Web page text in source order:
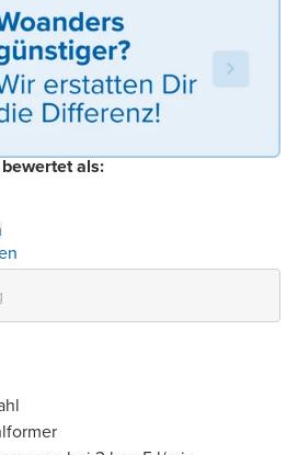
als: